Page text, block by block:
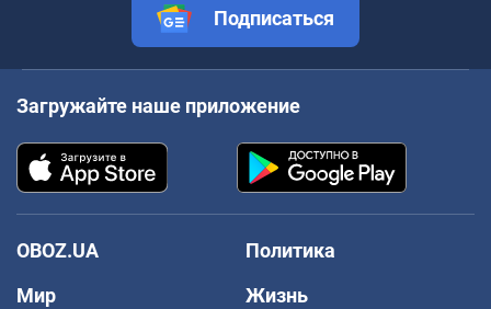
Подписаться
Загружайте наше приложение
OBOZ.UA
Политика
Мир
Жизнь